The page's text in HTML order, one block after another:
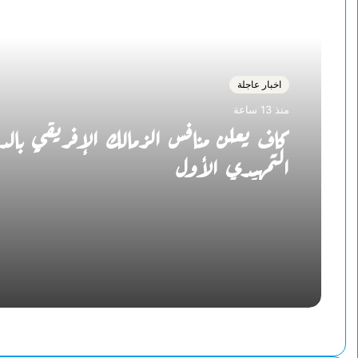
اخبار عاجلة
منذ 13 ساعة
كاف يعلن منافس الزمالك الإفريقي
التمهيدي الأول